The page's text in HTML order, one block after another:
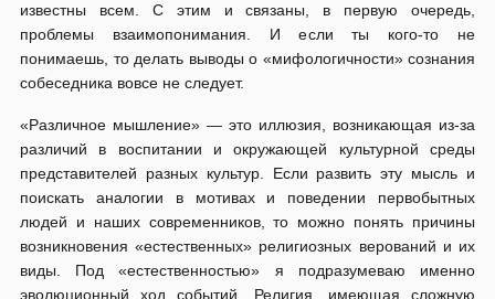
известны всем. С этим и связаны, в первую очередь,
проблемы взаимопонимания. И если ты кого-то не
понимаешь, то делать выводы о «мифологичности» сознания
собеседника вовсе не следует.
«Различное мышление» — это иллюзия, возникающая из-за
различий в воспитании и окружающей культурной среды
представителей разных культур. Если развить эту мысль и
поискать аналогии в мотивах и поведении первобытных
людей и наших современников, то можно понять причины
возникновения «естественных» религиозных верований и их
виды. Под «естественностью» я подразумеваю именно
эволюционный ход событий. Религия, имеющая сложную